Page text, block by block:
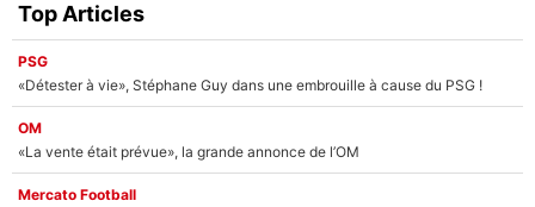
Top Articles
PSG
«Détester à vie», Stéphane Guy dans une embrouille à cause du PSG !
OM
«La vente était prévue», la grande annonce de l’OM
Mercato Football